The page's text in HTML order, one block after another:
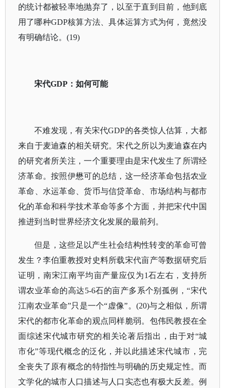
的统计都被轻率地抛弃了，以至于直到目前，他到底
用了哪种GDP核算方法、具体运算方式为何，竟然没
有明确结论。(19)
宋代GDP：如何可能
不难发现，有关宋代GDP的各类惊人估算，大都
来自于麦迪森的相关研究。宋代之所以为麦迪森在内
的研究者所关注，一个重要理由是宋代发生了所谓经
济革命。按照伊懋可的总结，这一经济革命包括农业
革命、水运革命、货币与信贷革命、市场结构与都市
化的革命和科学技术革命等多个方面，并把宋代中国
推进到当时世界经济文化发展的最前列。
但是，这些足以产生社会结构性转变的革命可曾
发生？李伯重教授对史料所载宋代亩产等数据研究后
证明，南宋江南平均亩产量应仅为1石左右，支持所
谓农业革命的高达5-6石的亩产多系个别孤例，“宋代
江南农业革命”只是一个“虚像”。(20)与之相似，所谓
宋代的都市化革命的观点同样脆弱。包伟民教授在全
面综述宋代城市研究的相关论著后指出，由于对“城
市化”等现代概念的泛化，并以此描述宋代城市，完
全丧失了原有概念的特指性与明确的历史规定性。而
文学化的城市人口描述与人口实态也有极大反差。例